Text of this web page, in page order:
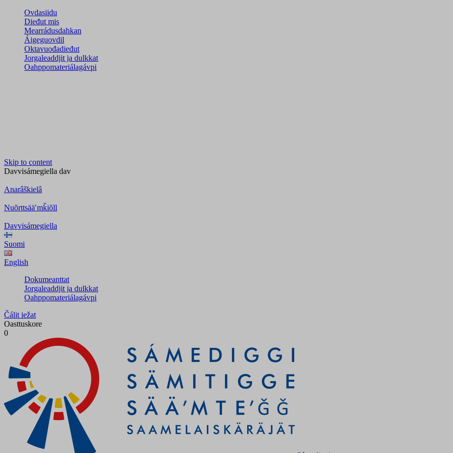
Ovdasiidu
Dieđut mis
Mearrádusdahkan
Áigeguovdil
Oktavuođadieđut
Jorgaleaddjit ja dulkkat
Oahppomateriálagávpi
Skip to content
Davvisámegiella dav
Anarâškielâ
Nuõrttsääʹmǩiõll
Davvisámegiella
Suomi
English
Dokumeanttat
Jorgaleaddjit ja dulkkat
Oahppomateriálagávpi
Čálit iežat
Oasttuskore
0